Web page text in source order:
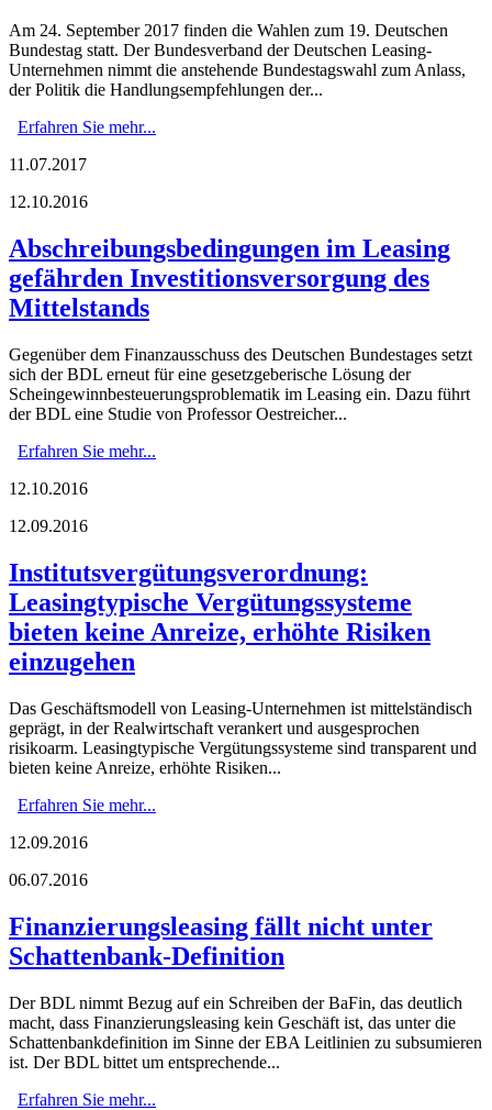
Am 24. September 2017 finden die Wahlen zum 19. Deutschen
Bundestag statt. Der Bundesverband der Deutschen Leasing-
Unternehmen nimmt die anstehende Bundestagswahl zum Anlass,
der Politik die Handlungsempfehlungen der...
Erfahren Sie mehr...
11.07.2017
12.10.2016
Abschreibungsbedingungen im Leasing
gefährden Investitionsversorgung des
Mittelstands
Gegenüber dem Finanzausschuss des Deutschen Bundestages setzt
sich der BDL erneut für eine gesetzgeberische Lösung der
Scheingewinnbesteuerungsproblematik im Leasing ein. Dazu führt
der BDL eine Studie von Professor Oestreicher...
Erfahren Sie mehr...
12.10.2016
12.09.2016
Institutsvergütungsverordnung:
Leasingtypische Vergütungssysteme
bieten keine Anreize, erhöhte Risiken
einzugehen
Das Geschäftsmodell von Leasing-Unternehmen ist mittelständisch
geprägt, in der Realwirtschaft verankert und ausgesprochen
risikoarm. Leasingtypische Vergütungssysteme sind transparent und
bieten keine Anreize, erhöhte Risiken...
Erfahren Sie mehr...
12.09.2016
06.07.2016
Finanzierungsleasing fällt nicht unter
Schattenbank-Definition
Der BDL nimmt Bezug auf ein Schreiben der BaFin, das deutlich
macht, dass Finanzierungsleasing kein Geschäft ist, das unter die
Schattenbankdefinition im Sinne der EBA Leitlinien zu subsumieren
ist. Der BDL bittet um entsprechende...
Erfahren Sie mehr...